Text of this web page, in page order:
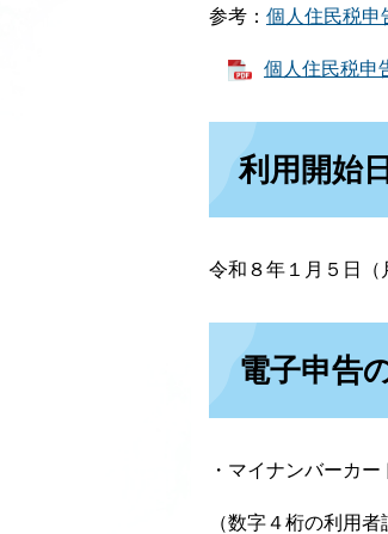
参考： 個人住民税申
個人住民税申
利用開始日
令和８年１月５日（
電子申告
・マイナンバーカー
（数字４桁の利用